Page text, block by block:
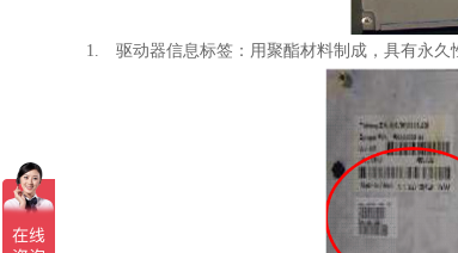
1. 驱动器信息标签：用聚酯材料制成，具有永久